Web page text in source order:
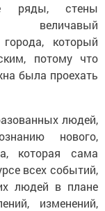
ряды, стены
величавый
который
потому что
была проехать
людей,
нового,
которая сама
всех событий,
людей в плане
изменений,